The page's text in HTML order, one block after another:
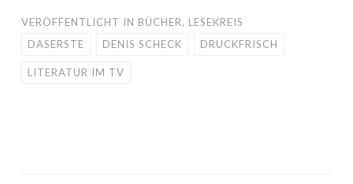
VERÖFFENTLICHT IN BÜCHER, LESEKREIS
DASERSTE
DENIS SCHECK DRUCKFRISCH
LITERATUR IM TV